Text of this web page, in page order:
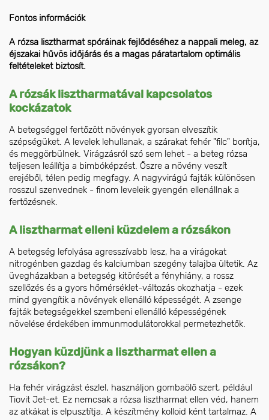
Fontos információk
A rózsa lisztharmat spóráinak fejlődéséhez a nappali meleg, az
éjszakai hűvös időjárás és a magas páratartalom optimális
feltételeket biztosít.
A rózsák lisztharmatával kapcsolatos
kockázatok
A betegséggel fertőzött növények gyorsan elveszítik
szépségüket. A levelek lehullanak, a szárakat fehér "filc" borítja,
és meggörbülnek. Virágzásról szó sem lehet - a beteg rózsa
teljesen leállítja a bimbóképzést. Őszre a növény veszít
erejéből, télen pedig megfagy. A nagyvirágú fajták különösen
rosszul szenvednek - finom leveleik gyengén ellenállnak a
fertőzésnek.
A lisztharmat elleni küzdelem a rózsákon
A betegség lefolyása agresszívabb lesz, ha a virágokat
nitrogénben gazdag és kalciumban szegény talajba ültetik. Az
üvegházakban a betegség kitörését a fényhiány, a rossz
szellőzés és a gyors hőmérséklet-változás okozhatja - ezek
mind gyengítik a növények ellenálló képességét. A zsenge
fajták betegségekkel szembeni ellenálló képességének
növelése érdekében immunmodulátorokkal permetezhetők.
Hogyan küzdjünk a lisztharmat ellen a
rózsákon?
Ha fehér virágzást észlel, használjon gombaölő szert, például
Tiovit Jet-et. Ez nemcsak a rózsa lisztharmat ellen véd, hanem
az atkákat is elpusztítja. A készítmény kolloid ként tartalmaz. A